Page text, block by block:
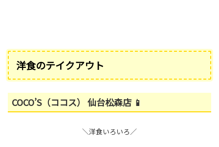
洋食のテイクアウト
COCO’S（ココス） 仙台松森店 📱
＼洋食いろいろ／